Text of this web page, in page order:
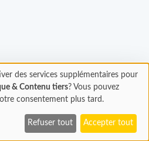
des services supplémentaires pour
& Contenu tiers? Vous pouvez
consentement plus tard.
Refuser tout Accepter tout